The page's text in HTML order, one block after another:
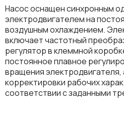
Насос оснащен синхронным
электродвигателем на
воздушным охлаждением.
включает частотный
регулятор в клеммной
постоянное плавное
вращения
корректировки рабочих
соответствии с заданными